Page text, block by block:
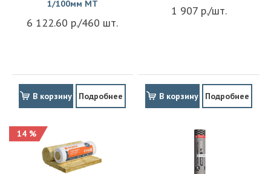
1/100мм MT
6 122.60 р./460 шт.
В корзину Подробнее
1 907 р./шт.
В корзину Подробнее
14 %